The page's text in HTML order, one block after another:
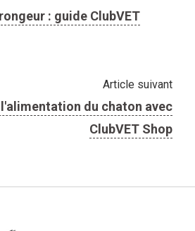
: guide ClubVET
Article suivant
du chaton avec
ClubVET Shop